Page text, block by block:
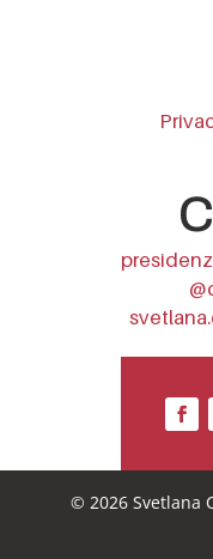
© 2026 Svetlana